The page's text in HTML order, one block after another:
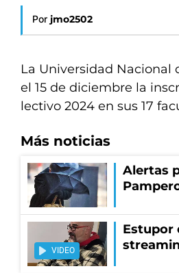
Por jmo2502
La Universidad Nacional
el 15 de diciembre la
lectivo 2024 en sus 17
Más noticias
Alertas
VIDEO
Estupor